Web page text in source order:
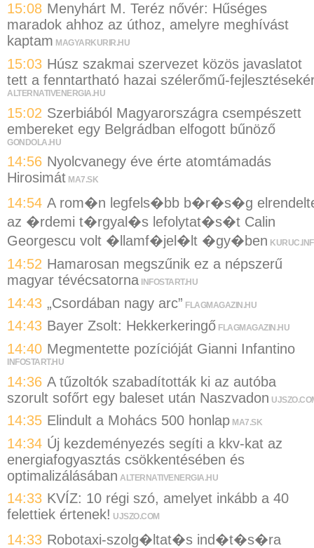
15:08 Menyhárt M. Teréz nővér: Hűséges
maradok ahhoz az úthoz, amelyre meghívást
kaptam MAGYARKURIR.HU
15:03 Húsz szakmai szervezet közös javaslatot
tett a fenntartható hazai szélerőmű-
ALTERNATIVENERGIA.HU
15:02 Szerbiából Magyarországra csempészett
embereket egy Belgrádban elfogott bűnöző
GONDOLA.HU
14:56 Nyolcvanegy éve érte atomtámadás
Hirosimát MA7.SK
14:54 A rom�n legfels�bb b�r�s�g
az �rdemi t�rgyal�s lefolytat�s�t Calin
Georgescu volt �llamf�jel�lt �gy�ben
14:52 Hamarosan megszűnik ez a népszerű
magyar tévécsatorna INFOSTART.HU
14:43 „Csordában nagy arc” FLAGMAGAZIN.HU
14:43 Bayer Zsolt: Hekkerkeringő FLAGMAGAZIN.HU
14:40 Megmentette pozícióját Gianni Infantino
INFOSTART.HU
14:36 A tűzoltók szabadították ki az autóba
szorult sofőrt egy baleset után Naszvadon
14:35 Elindult a Mohács 500 honlap MA7.SK
14:34 Új kezdeményezés segíti a kkv-kat az
energiafogyasztás csökkentésében és
optimalizálásában ALTERNATIVENERGIA.HU
14:33 KVÍZ: 10 régi szó, amelyet inkább a 40
felettiek értenek! UJSZO.COM
14:33 Robotaxi-szolg�ltat�s ind�t�s�ra